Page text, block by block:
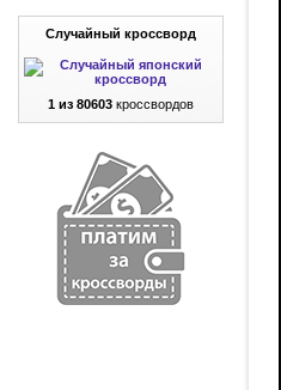
Случайный кроссворд
1 из 80603 кроссвордов